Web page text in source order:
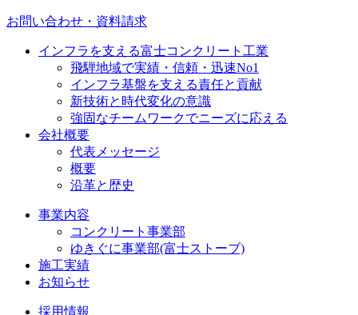
お問い合わせ・資料請求
インフラを支える富士コンクリート工業
飛騨地域で実績・信頼・迅速No1
インフラ基盤を支える責任と貢献
新技術と時代変化の意識
強固なチームワークでニーズに応える
会社概要
代表メッセージ
概要
沿革と歴史
事業内容
コンクリート事業部
ゆきぐに事業部(富士ストーブ)
施工実績
お知らせ
採用情報